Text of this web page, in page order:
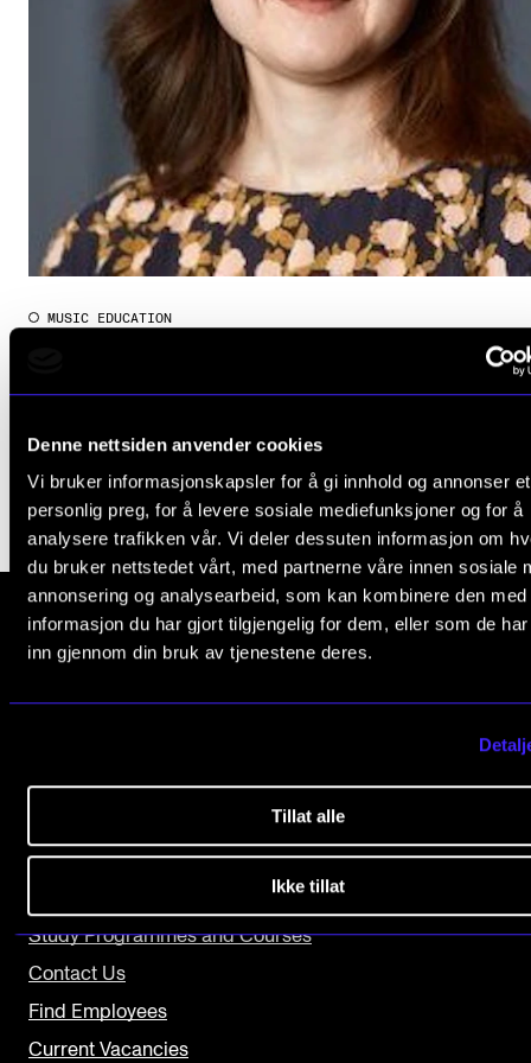
Denne nettsiden anvender cookies
Vi bruker informasjonskapsler for å gi innhold og annonser et
personlig preg, for å levere sosiale mediefunksjoner og for å
analysere trafikken vår. Vi deler dessuten informasjon om
du bruker nettstedet vårt, med partnerne våre innen sosiale
annonsering og analysearbeid, som kan kombinere den med
informasjon du har gjort tilgjengelig for dem, eller som de
inn gjennom din bruk av tjenestene deres.
Tillat alle
Ikke tillat
Publications
INTERNATIONAL
Collaboration
Networks
International Activities
IN.TUNE
Contact Us
About the Academy
Find Employees
For Students and Employees
The Student Committee (SUT) (student.nmh.no)
NEWS
MUSIC EDUCATION
Aslaug Slette: Aural Awareness in Ensemble
2010 - 2014
The Norwegian Academy of Music
Slemdalsveien 11
Study Programmes and Courses
Contact Us
Find Employees
Current Vacancies